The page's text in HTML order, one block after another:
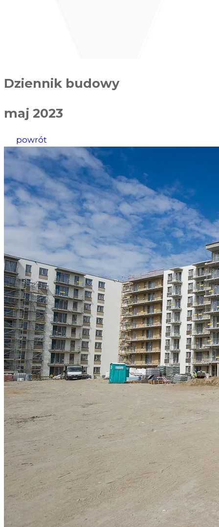
Dziennik budowy
maj 2023
powrót